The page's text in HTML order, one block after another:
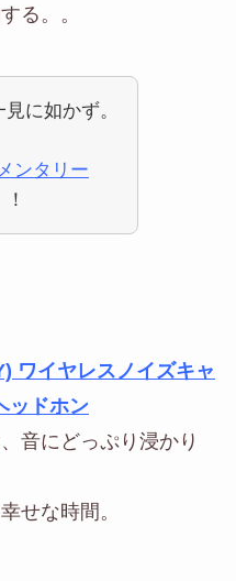
る。。
に如かず。
ンタリー
ワイヤレスノイズキャ
ッドホン
音にどっぷり浸かり
せな時間。